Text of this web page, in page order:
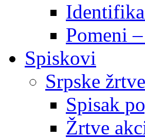
Pomeni
Spiskovi
Srpske
Spisak
Žrtve